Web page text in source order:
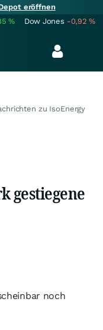
eröffnen
% Dow Jones -0,92%
zu IsoEnergy
gestiegene
noch